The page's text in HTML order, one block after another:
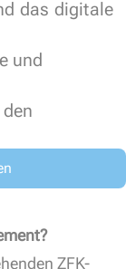
das digitale
und
ZFK-